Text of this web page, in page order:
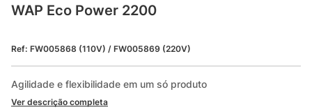
WAP Eco Power 2200
Ref: FW005868 (110V) / FW005869 (220V)
Agilidade e flexibilidade em um só produto
Ver descrição completa